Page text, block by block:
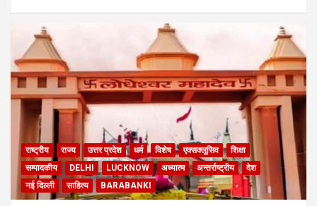
राष्ट्रीय राज्य उत्तर प्रदेश धर्म विशेष एक्सक्लूसिव
शिक्षा
सम्पादकीय
DELHI LUCKNOW अध्यात्म अन्तर्राष्ट्रीय
देश
नई दिल्ली
साहित्य BARABANKI